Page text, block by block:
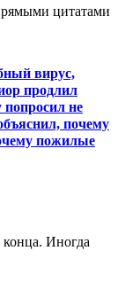
цитатами
вирус,
продлил
попросил не
почему
пожилые
Иногда